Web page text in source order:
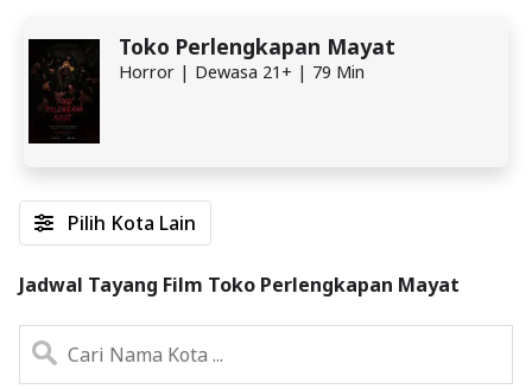
Toko Perlengkapan Mayat
Horror | Dewasa 21+ | 79 Min
Pilih Kota Lain
Jadwal Tayang Film Toko Perlengkapan Mayat